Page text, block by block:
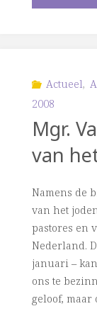
Actueel,
2008
Mgr.
van
Namens de
van het
pastores en
Nederland.
januari –
ons te
geloof, maar